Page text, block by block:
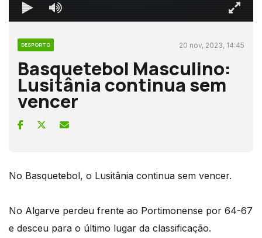
DESPORTO 20 nov, 2023, 14:45
Basquetebol Masculino:
Lusitânia continua sem
vencer
No Basquetebol, o Lusitânia continua sem vencer.
No Algarve perdeu frente ao Portimonense por 64-67
e desceu para o último lugar da classificação.